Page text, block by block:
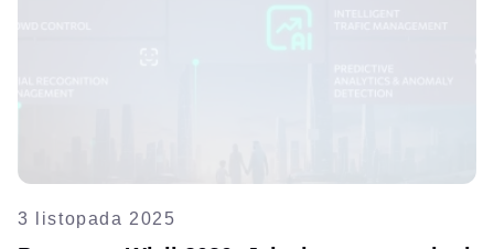
3 listopada 2025